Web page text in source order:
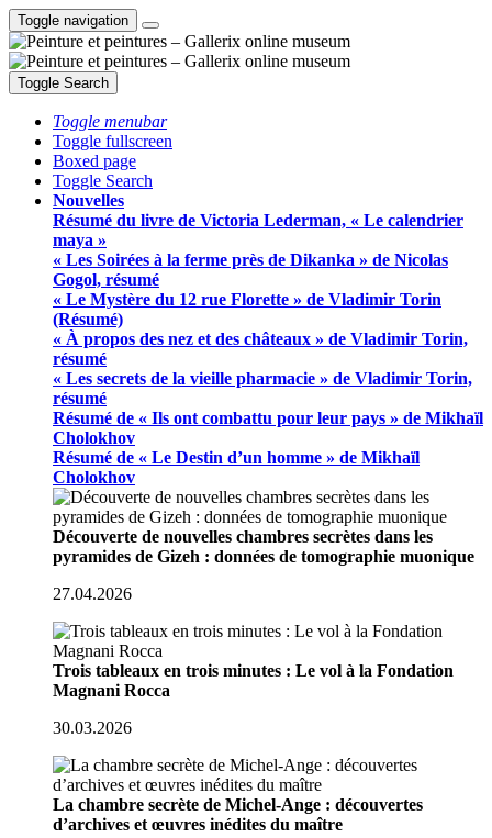
Toggle navigation
Toggle Search
Toggle menubar
Toggle fullscreen
Boxed page
Toggle Search
Nouvelles
Résumé du livre de Victoria Lederman, « Le calendrier
maya »
« Les Soirées à la ferme près de Dikanka » de Nicolas
Gogol, résumé
« Le Mystère du 12 rue Florette » de Vladimir Torin
(Résumé)
« À propos des nez et des châteaux » de Vladimir Torin,
résumé
« Les secrets de la vieille pharmacie » de Vladimir Torin,
résumé
Résumé de « Ils ont combattu pour leur pays » de Mikhaïl
Cholokhov
Résumé de « Le Destin d’un homme » de Mikhaïl
Cholokhov
Découverte de nouvelles chambres secrètes dans les
pyramides de Gizeh : données de tomographie muonique
27.04.2026
Trois tableaux en trois minutes : Le vol à la Fondation
Magnani Rocca
30.03.2026
La chambre secrète de Michel-Ange : découvertes
d’archives et œuvres inédites du maître